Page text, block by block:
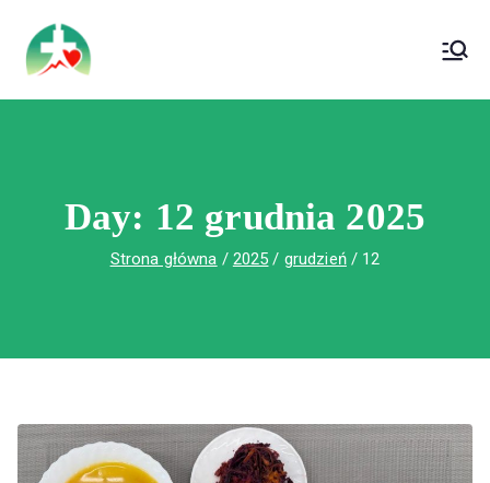
treści
Wojewódzki Szpital Specjalistyczny im.
Św. Rafała w Czerwonej Górze
Day: 12 grudnia 2025
Strona główna 2025 grudzień 12